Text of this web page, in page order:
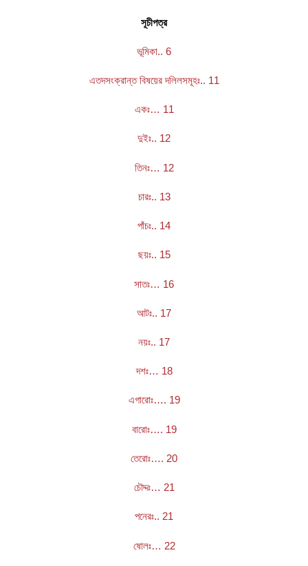
সূচীপত্র
ভূমিকা.. 6
এতদসংক্রান্ত বিষয়ের দলিলসমূহঃ.. 11
একঃ… 11
দুইঃ.. 12
তিনঃ… 12
চারঃ.. 13
পাঁচঃ.. 14
ছয়ঃ.. 15
সাতঃ… 16
আটঃ.. 17
নয়ঃ.. 17
দশঃ… 18
এগারোঃ…. 19
বারোঃ…. 19
তেরোঃ…. 20
চৌদ্দঃ… 21
পনেরঃ.. 21
ষোলঃ… 22